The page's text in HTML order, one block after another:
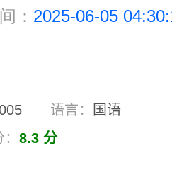
： 2025-06-05
语言：
国语
：8.3 分